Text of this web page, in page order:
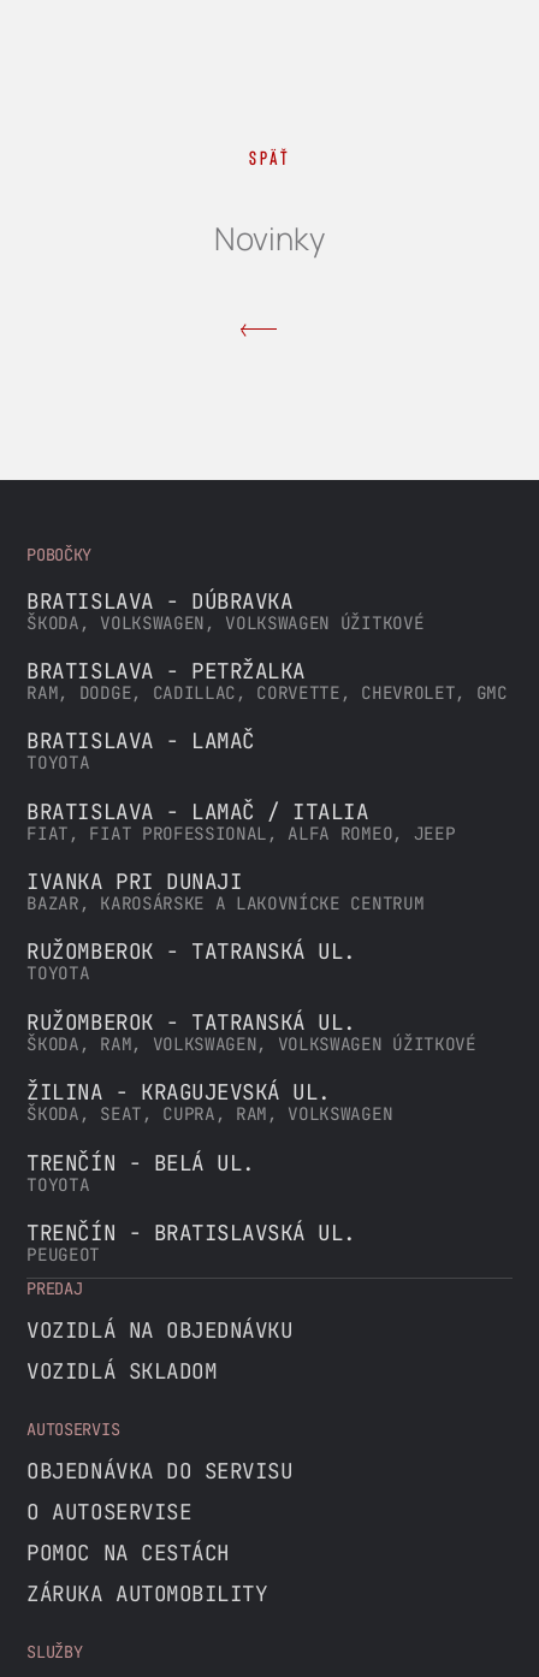
Späť
Novinky
POBOČKY
BRATISLAVA - DÚBRAVKA
ŠKODA, VOLKSWAGEN, VOLKSWAGEN ÚŽITKOVÉ
BRATISLAVA - PETRŽALKA
RAM, DODGE, CADILLAC, CORVETTE, CHEVROLET, GMC
BRATISLAVA - LAMAČ
TOYOTA
BRATISLAVA - LAMAČ / ITALIA
FIAT, FIAT PROFESSIONAL, ALFA ROMEO, JEEP
IVANKA PRI DUNAJI
BAZAR, KAROSÁRSKE A LAKOVNÍCKE CENTRUM
RUŽOMBEROK - TATRANSKÁ UL.
TOYOTA
RUŽOMBEROK - TATRANSKÁ UL.
ŠKODA, RAM, VOLKSWAGEN, VOLKSWAGEN ÚŽITKOVÉ
ŽILINA - KRAGUJEVSKÁ UL.
ŠKODA, SEAT, CUPRA, RAM, VOLKSWAGEN
TRENČÍN - BELÁ UL.
TOYOTA
TRENČÍN - BRATISLAVSKÁ UL.
PEUGEOT
PREDAJ
VOZIDLÁ NA OBJEDNÁVKU
VOZIDLÁ SKLADOM
AUTOSERVIS
OBJEDNÁVKA DO SERVISU
O AUTOSERVISE
POMOC NA CESTÁCH
ZÁRUKA AUTOMOBILITY
SLUŽBY